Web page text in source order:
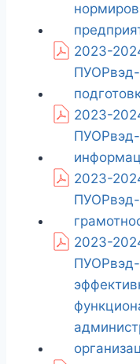
2023-
ПУОРвэд-
2023-
2023-
ПУОРвэд-
2023-
ПУОРвэд-